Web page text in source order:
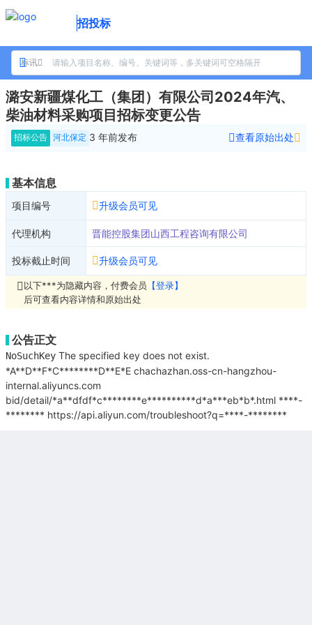
招投标
标讯
潞安新疆煤化工（集团）有限公司2024年汽、
柴油材料采购项目招标变更公告
招标公告 河北保定 3 年前发布 查看原始出处
基本信息
项目编号 升级会员可见
代理机构 晋能控股集团山西工程咨询有限公司
投标截止时间 升级会员可见
以下***为隐藏内容，付费会员 【登录】
后可查看内容详情和原始出处
公告正文
NoSuchKey The specified key does not exist.
*A**D**F*C********D**E*E chachazhan.oss-cn-hangzhou-
internal.aliyuncs.com
bid/detail/*a**dfdf*c********e**********d*a***eb*b*.html ****-
******** https://api.aliyun.com/troubleshoot?q=****-********